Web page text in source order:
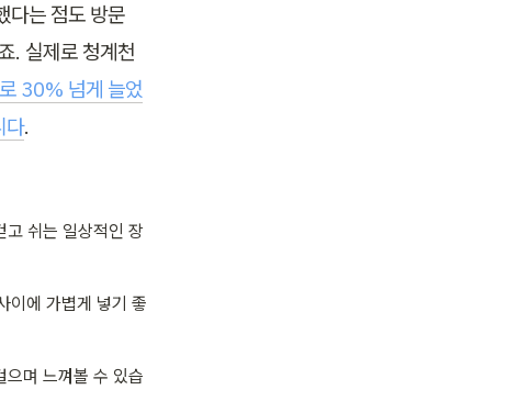
다는 점도 방문
. 실제로 청계천
30% 넘게 늘었
다.
고 쉬는 일상적인 장
이에 가볍게 넣기 좋
으며 느껴볼 수 있습